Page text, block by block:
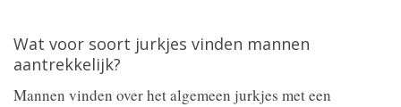
Wat voor soort jurkjes vinden mannen
aantrekkelijk?
Mannen vinden over het algemeen jurkjes met een